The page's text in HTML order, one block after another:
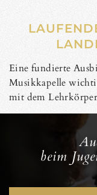
Eine fundierte
Musikkapelle
mit dem
beim